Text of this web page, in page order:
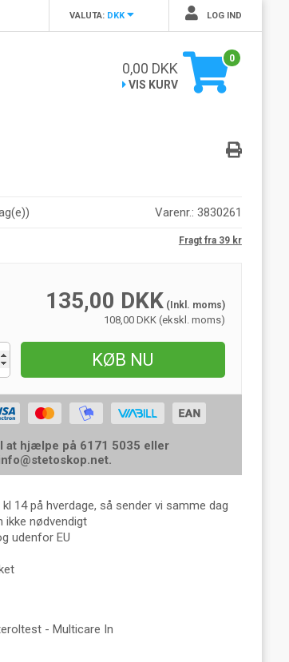
LOG IND
VALUTA: DKK
0
0,00 DKK
VIS KURV
) Varenr.: 3830261
Fragt fra 39 kr
135,00 DKK (Inkl. moms)
108,00 DKK (ekskl. moms)
KØB NU
at hjælpe på 6171 5035 eller
.
14 på hverdage, så sender vi samme dag
ikke nødvendigt
udenfor EU
- Multicare In